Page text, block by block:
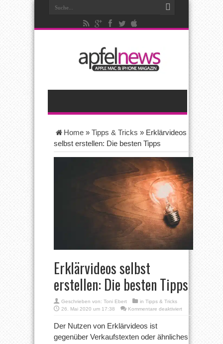
Home » Tipps & Tricks » Erklärvideos
selbst erstellen: Die besten Tipps
Erklärvideos selbst
erstellen: Die besten Tipps
Geschrieben von: Toni Ebert in Tipps & Tricks
26. Mai 2020 um 17:38
Kommentare deaktiviertfür
Erklärvideos
Die
Der Nutzen von Erklärvideos ist
gegenüber Verkaufstexten oder ähnliches